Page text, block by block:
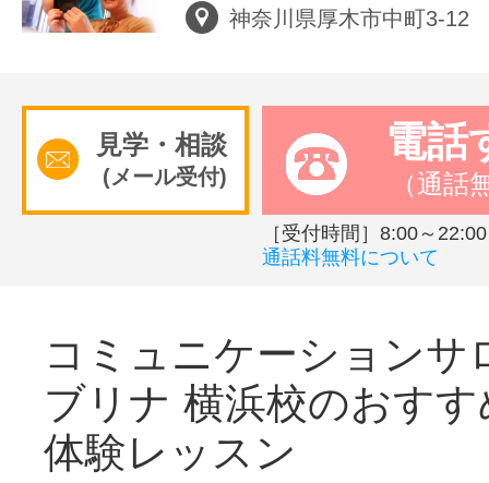
神奈川県厚木市中町3-12
見学・相談
(メール受付)
電話
（通話
［受付時間］8:00～22:00
通話料無料について
コミュニケーション
ブリナ 横浜校のおす
体験レッスン